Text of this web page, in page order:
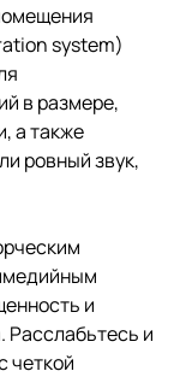
system)
в размере,
а также
ровный звук,
и
Расслабьтесь и
четкой